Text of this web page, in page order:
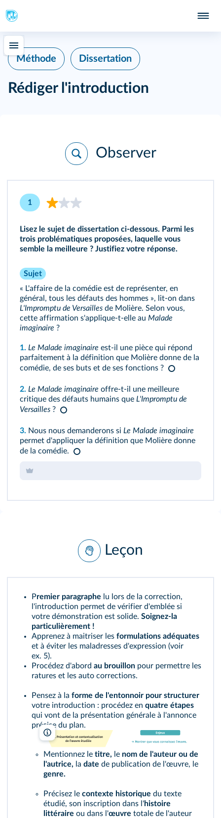
Méthode Dissertation
Rédiger l'introduction
Observer
1
Lisez le sujet de dissertation ci‑dessous. Parmi les
trois problématiques proposées, laquelle vous
semble la meilleure ? Justifiez votre réponse.
Sujet
« L'affaire de la comédie est de représenter, en
général, tous les défauts des hommes », lit‑on dans
L'Impromptu de Versailles de Molière. Selon vous,
cette affirmation s'applique‑t‑elle au Malade
imaginaire ?
1. Le Malade imaginaire est‑il une pièce qui répond
parfaitement à la définition que Molière donne de la
comédie, de ses buts et de ses fonctions ?
2. Le Malade imaginaire offre‑t‑il une meilleure
critique des défauts humains que L'Impromptu de
Versailles ?
3. Nous nous demanderons si Le Malade imaginaire
permet d'appliquer la définition que Molière donne
de la comédie.
Leçon
Premier paragraphe lu lors de la correction,
l'introduction permet de vérifier d'emblée si
votre démonstration est solide. Soignez‑la
particulièrement !
Apprenez à maitriser les formulations adéquates
et à éviter les maladresses d'expression (voir
ex. 5).
Procédez d'abord au brouillon pour permettre les
ratures et les auto corrections.
Pensez à la forme de l'entonnoir pour structurer
votre introduction : procédez en quatre étapes
qui vont de la présentation générale à l'annonce
précise du plan.
Mentionnez le titre, le nom de l'auteur ou de
l'autrice, la date de publication de l'œuvre, le
genre.
Précisez le contexte historique du texte
étudié, son inscription dans l'histoire
littéraire ou dans l'œuvre totale de l'auteur